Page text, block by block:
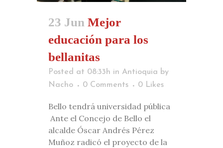
23 Jun Mejor
educación para los
bellanitas
Posted at 08:33h in Antioquia by
Nacho
0 Comments 0 Likes
Bello tendrá universidad pública
Ante el Concejo de Bello el
alcalde Óscar Andrés Pérez
Muñoz radicó el proyecto de la